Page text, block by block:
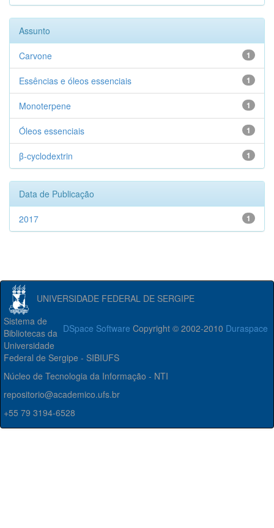
Assunto
1
Carvone
1
Essências e óleos essenciais
1
Monoterpene
1
Óleos essenciais
1
β-cyclodextrin
Data de Publicação
1
2017
UNIVERSIDADE FEDERAL DE SERGIPE
DSpace Software Copyright © 2002-2010 Duraspace
Sistema de
Bibliotecas da
Universidade
Federal de Sergipe - SIBIUFS
Núcleo de Tecnologia da Informação - NTI
repositorio@academico.ufs.br
+55 79 3194-6528